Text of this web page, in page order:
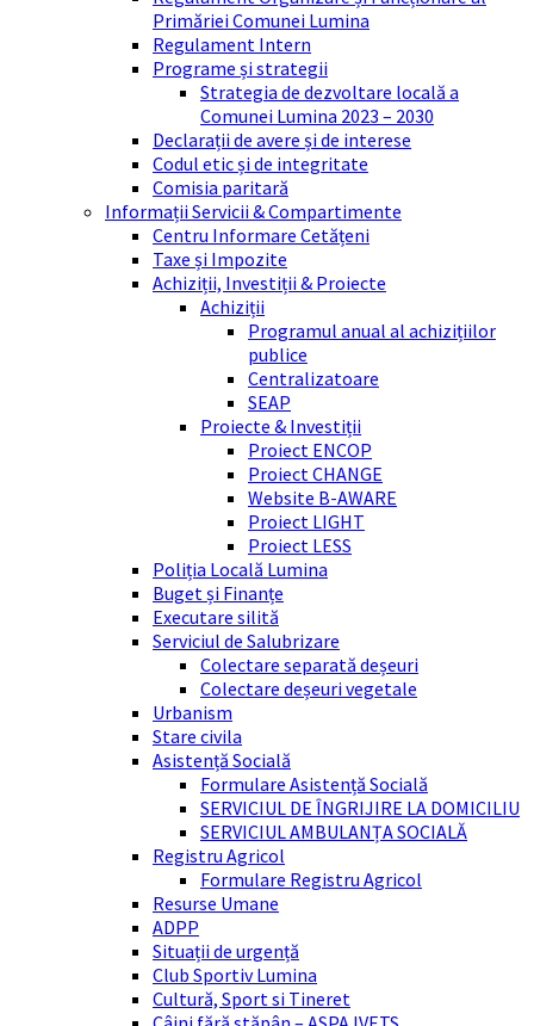
Primăriei Comunei Lumina
Regulament Intern
Programe și strategii
Strategia de dezvoltare locală a
Comunei Lumina 2023 – 2030
Declarații de avere și de interese
Codul etic și de integritate
Comisia paritară
Informații Servicii & Compartimente
Centru Informare Cetățeni
Taxe și Impozite
Achiziții, Investiții & Proiecte
Achiziții
Programul anual al achizițiilor
publice
Centralizatoare
SEAP
Proiecte & Investiții
Proiect ENCOP
Proiect CHANGE
Website B-AWARE
Proiect LIGHT
Proiect LESS
Poliția Locală Lumina
Buget și Finanțe
Executare silită
Serviciul de Salubrizare
Colectare separată deșeuri
Colectare deșeuri vegetale
Urbanism
Stare civila
Asistență Socială
Formulare Asistență Socială
SERVICIUL DE ÎNGRIJIRE LA DOMICILIU
SERVICIUL AMBULANȚA SOCIALĂ
Registru Agricol
Formulare Registru Agricol
Resurse Umane
ADPP
Situații de urgență
Club Sportiv Lumina
Cultură, Sport si Tineret